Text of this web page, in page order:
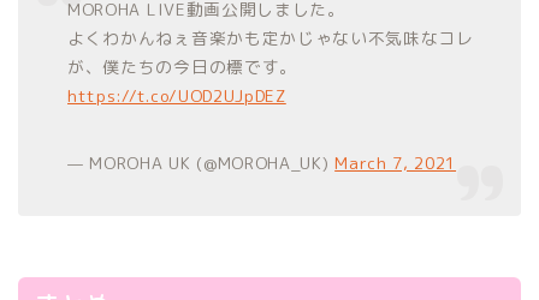
MOROHA LIVE動画公開しました。
よくわかんねぇ音楽かも定かじゃない不気味なコレ
が、僕たちの今日の標です。
https://t.co/UOD2UJpDEZ
— MOROHA UK (@MOROHA_UK)March 7, 2021